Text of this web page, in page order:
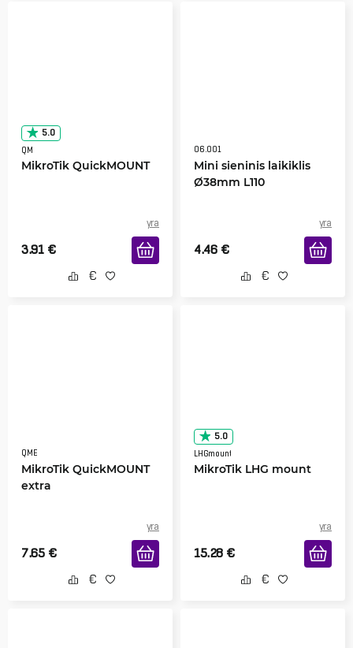
5.0
QM
MikroTik QuickMOUNT
yra
3.91 €
06.001
Mini sieninis laikiklis
Ø38mm L110
yra
4.46 €
QME
MikroTik QuickMOUNT
extra
yra
7.65 €
5.0
LHGmount
MikroTik LHG mount
yra
15.28 €